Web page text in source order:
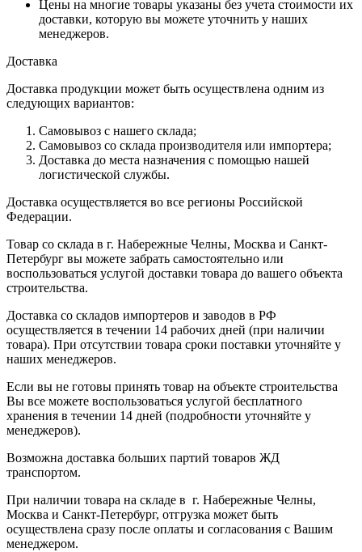
Цены на многие товары указаны без учета стоимости их
доставки, которую вы можете уточнить у наших
менеджеров.
Доставка
Доставка продукции может быть осуществлена одним из
следующих вариантов:
Самовывоз с нашего склада;
Самовывоз со склада производителя или импортера;
Доставка до места назначения с помощью нашей
логистической службы.
Доставка осуществляется во все регионы Российской
Федерации.
Товар со склада в г. Набережные Челны, Москва и Санкт-
Петербург вы можете забрать самостоятельно или
воспользоваться услугой доставки товара до вашего объекта
строительства.
Доставка со складов импортеров и заводов в РФ
осуществляется в течении 14 рабочих дней (при наличии
товара). При отсутствии товара сроки поставки уточняйте у
наших менеджеров.
Если вы не готовы принять товар на объекте строительства
Вы все можете воспользоваться услугой бесплатного
хранения в течении 14 дней (подробности уточняйте у
менеджеров).
Возможна доставка больших партий товаров ЖД
транспортом.
При наличии товара на складе в г. Набережные Челны,
Москва и Санкт-Петербург, отгрузка может быть
осуществлена сразу после оплаты и согласования с Вашим
менеджером.